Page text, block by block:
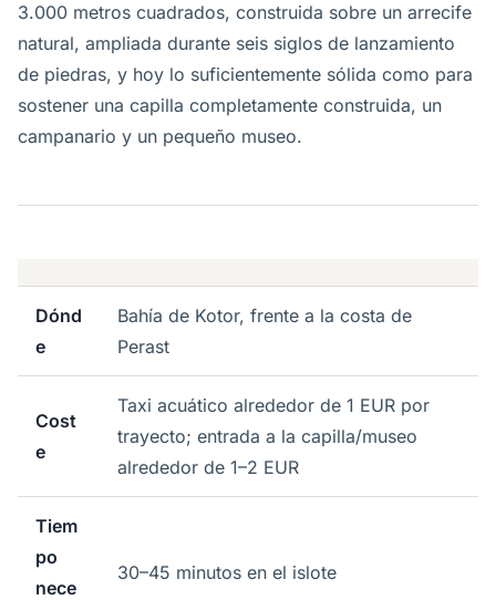
3.000 metros cuadrados, construida sobre un arrecife
natural, ampliada durante seis siglos de lanzamiento
de piedras, y hoy lo suficientemente sólida como para
sostener una capilla completamente construida, un
campanario y un pequeño museo.
Dónd
e
Bahía de Kotor, frente a la costa de
Perast
Cost
e
Taxi acuático alrededor de 1 EUR por
trayecto; entrada a la capilla/museo
alrededor de 1–2 EUR
Tiem
po
nece
30–45 minutos en el islote